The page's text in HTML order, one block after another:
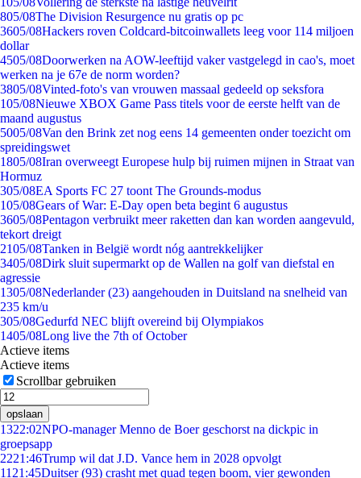
805/08The Division Resurgence nu gratis op pc
3605/08Hackers roven Coldcard-bitcoinwallets leeg voor 114 miljoen
dollar
4505/08Doorwerken na AOW-leeftijd vaker vastgelegd in cao's, moet
werken na je 67e de norm worden?
3805/08Vinted-foto's van vrouwen massaal gedeeld op seksfora
105/08Nieuwe XBOX Game Pass titels voor de eerste helft van de
maand augustus
5005/08Van den Brink zet nog eens 14 gemeenten onder toezicht om
spreidingswet
1805/08Iran overweegt Europese hulp bij ruimen mijnen in Straat van
Hormuz
305/08EA Sports FC 27 toont The Grounds-modus
105/08Gears of War: E-Day open beta begint 6 augustus
3605/08Pentagon verbruikt meer raketten dan kan worden aangevuld,
tekort dreigt
2105/08Tanken in België wordt nóg aantrekkelijker
3405/08Dirk sluit supermarkt op de Wallen na golf van diefstal en
agressie
1305/08Nederlander (23) aangehouden in Duitsland na snelheid van
235 km/u
305/08Gedurfd NEC blijft overeind bij Olympiakos
1405/08Long live the 7th of October
Actieve items
Actieve items
Scrollbar gebruiken
opslaan
1322:02NPO-manager Menno de Boer geschorst na dickpic in
groepsapp
2221:46Trump wil dat J.D. Vance hem in 2028 opvolgt
11 21:45Duitser (93) crasht met quad tegen boom, vier gewonden